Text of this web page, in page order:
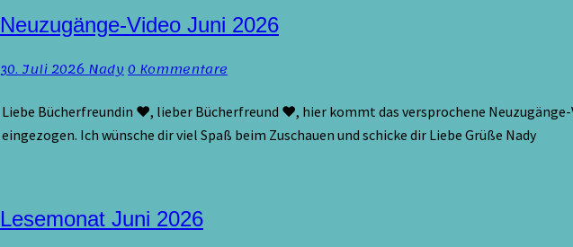
Neuzugänge-
Video
2026
Neuzugänge-Video Juni 2026
30. Juli 2026NadyKommentare
0 Kommentare
Liebe Bücherfreundin ♥, lieber Bücherfreund ♥, hier kommt das versprochene
eingezogen. Ich wünsche dir viel Spaß beim Zuschauen und schicke dir Liebe Grüße Nady
Lesemonat
Juni
Lesemonat Juni 2026